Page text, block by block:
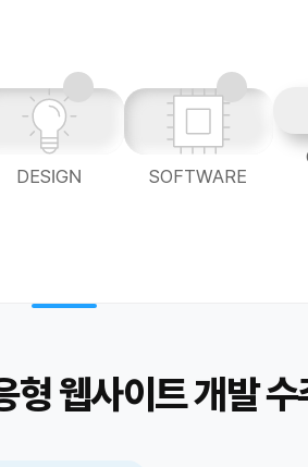
DESIGN SOFTWARE
형 웹사이트 개발 수